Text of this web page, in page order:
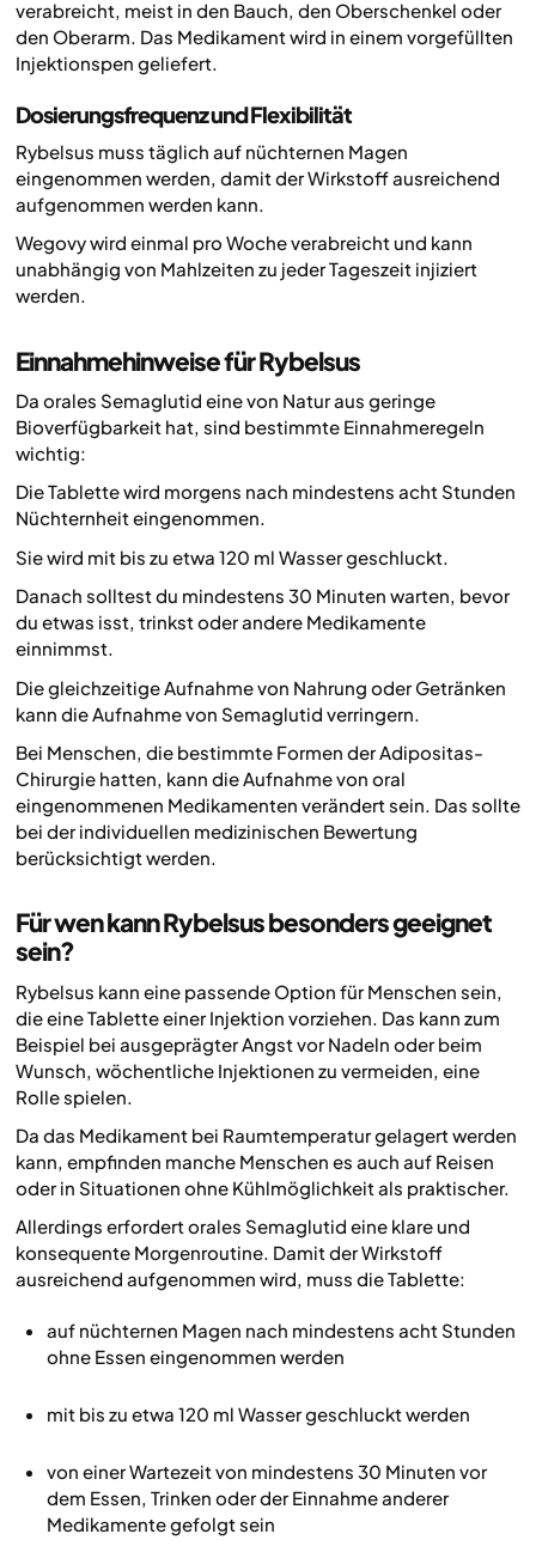
verabreicht, meist in den Bauch, den Oberschenkel oder
den Oberarm. Das Medikament wird in einem vorgefüllten
Injektionspen geliefert.
Dosierungsfrequenz und Flexibilität
Rybelsus muss täglich auf nüchternen Magen
eingenommen werden, damit der Wirkstoff ausreichend
aufgenommen werden kann.
Wegovy wird einmal pro Woche verabreicht und kann
unabhängig von Mahlzeiten zu jeder Tageszeit injiziert
werden.
Einnahmehinweise für Rybelsus
Da orales Semaglutid eine von Natur aus geringe
Bioverfügbarkeit hat, sind bestimmte Einnahmeregeln
wichtig:
Die Tablette wird morgens nach mindestens acht Stunden
Nüchternheit eingenommen.
Sie wird mit bis zu etwa 120 ml Wasser geschluckt.
Danach solltest du mindestens 30 Minuten warten, bevor
du etwas isst, trinkst oder andere Medikamente
einnimmst.
Die gleichzeitige Aufnahme von Nahrung oder Getränken
kann die Aufnahme von Semaglutid verringern.
Bei Menschen, die bestimmte Formen der Adipositas-
Chirurgie hatten, kann die Aufnahme von oral
eingenommenen Medikamenten verändert sein. Das sollte
bei der individuellen medizinischen Bewertung
berücksichtigt werden.
Für wen kann Rybelsus besonders geeignet
sein?
Rybelsus kann eine passende Option für Menschen sein,
die eine Tablette einer Injektion vorziehen. Das kann zum
Beispiel bei ausgeprägter Angst vor Nadeln oder beim
Wunsch, wöchentliche Injektionen zu vermeiden, eine
Rolle spielen.
Da das Medikament bei Raumtemperatur gelagert werden
kann, empfinden manche Menschen es auch auf Reisen
oder in Situationen ohne Kühlmöglichkeit als praktischer.
Allerdings erfordert orales Semaglutid eine klare und
konsequente Morgenroutine. Damit der Wirkstoff
ausreichend aufgenommen wird, muss die Tablette:
auf nüchternen Magen nach mindestens acht Stunden
ohne Essen eingenommen werden
mit bis zu etwa 120 ml Wasser geschluckt werden
von einer Wartezeit von mindestens 30 Minuten vor
dem Essen, Trinken oder der Einnahme anderer
Medikamente gefolgt sein